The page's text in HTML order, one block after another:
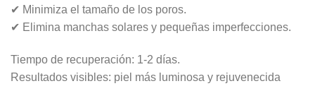
✔ Minimiza el tamaño de los poros.
✔ Elimina manchas solares y pequeñas imperfecciones.
Tiempo de recuperación: 1-2 días.
Resultados visibles: piel más luminosa y rejuvenecida